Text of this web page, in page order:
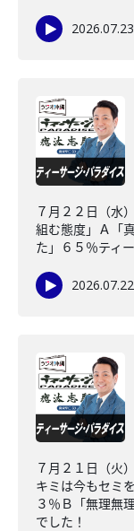
2026.07.23
７月２２日（水
組む態度」Ａ「
た」６５％ティ
2026.07.22
７月２１日（火
キミは今もセミ
３％Ｂ「無理無
でした！